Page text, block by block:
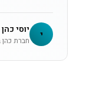
י יוסי כהן
חברת